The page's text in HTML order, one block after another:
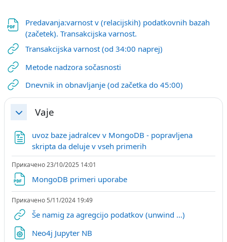
Predavanja:varnost v (relacijskih) podatkovnih bazah
(začetek). Transakcijska varnost.
Transakcijska varnost (od 34:00 naprej)URL
Metode nadzora sočasnostiURL
Dnevnik in obnavljanje (od začetka do 45:00)URL
ЗатвориVaje
uvoz baze jadralcev v MongoDB - popravljena
skripta da deluje v vseh primerih
Прикачено 23/10/2025 14:01
MongoDB primeri uporabe
Прикачено 5/11/2024 19:49
Še namig za agregcijo podatkov (unwind ...)URL
Neo4j Jupyter NB